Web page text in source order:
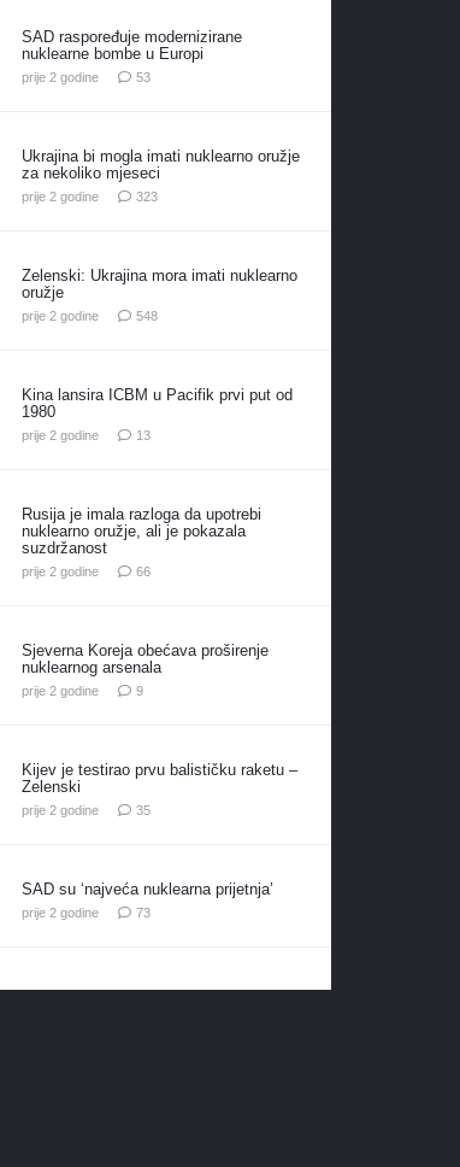
SAD raspoređuje modernizirane
nuklearne bombe u Europi
prije 2 godine 53komentara
Ukrajina bi mogla imati nuklearno oružje
za nekoliko mjeseci
prije 2 godine 323komentara
Zelenski: Ukrajina mora imati nuklearno
oružje
prije 2 godine 548komentara
Kina lansira ICBM u Pacifik prvi put od
1980
prije 2 godine 13komentara
Rusija je imala razloga da upotrebi
nuklearno oružje, ali je pokazala
suzdržanost
prije 2 godine 66komentara
Sjeverna Koreja obećava proširenje
nuklearnog arsenala
prije 2 godine 9komentara
Kijev je testirao prvu balističku raketu –
Zelenski
prije 2 godine 35komentara
SAD su ‘najveća nuklearna prijetnja’
prije 2 godine 73komentara